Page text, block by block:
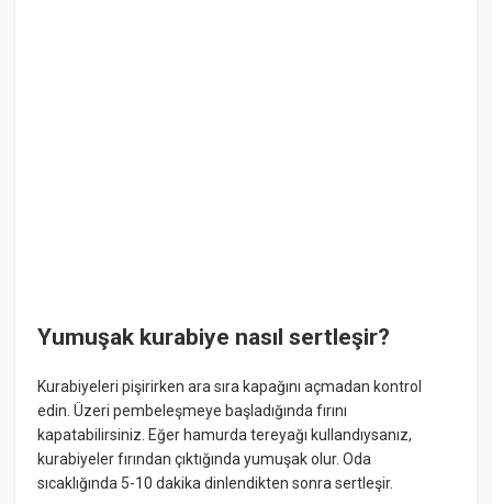
Yumuşak kurabiye nasıl sertleşir?
Kurabiyeleri pişirirken ara sıra kapağını açmadan kontrol
edin. Üzeri pembeleşmeye başladığında fırını
kapatabilirsiniz. Eğer hamurda tereyağı kullandıysanız,
kurabiyeler fırından çıktığında yumuşak olur. Oda
sıcaklığında 5-10 dakika dinlendikten sonra sertleşir.